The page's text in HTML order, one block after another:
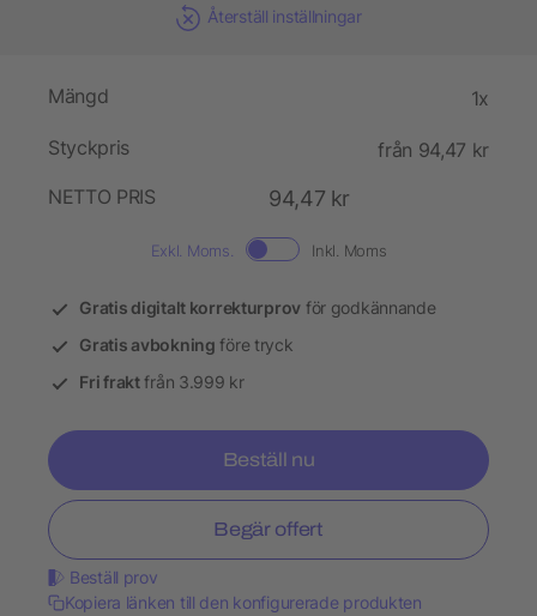
Återställ inställningar
Mängd 1x
Styckpris
från 94,47 kr
NETTO PRIS
94,47 kr
Exkl. Moms. Inkl. Moms
Gratis digitalt korrekturprov för godkännande
Gratis avbokning före tryck
Fri fraktfrån 3.999 kr
Beställ nu
Begär offert
Beställ prov
Kopiera länken till den konfigurerade produkten